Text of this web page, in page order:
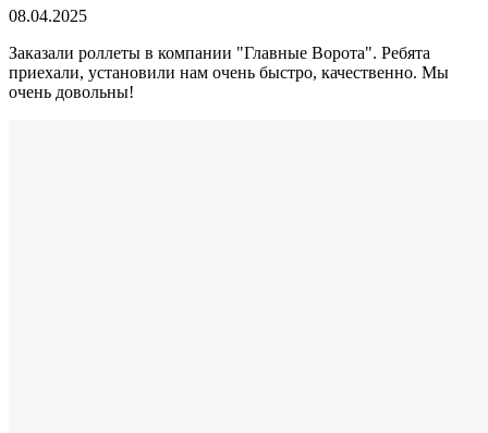
08.04.2025
Заказали роллеты в компании "Главные Ворота". Ребята
приехали, установили нам очень быстро, качественно. Мы
очень довольны!